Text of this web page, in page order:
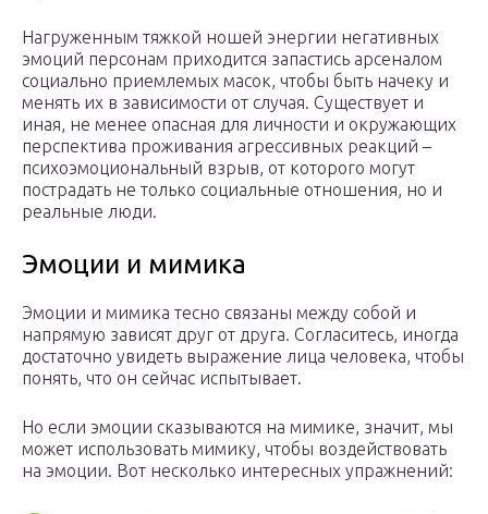
Нагруженным тяжкой ношей энергии негативных
эмоций персонам приходится запастись арсеналом
социально приемлемых масок, чтобы быть начеку и
менять их в зависимости от случая. Существует и
иная, не менее опасная для личности и окружающих
перспектива проживания агрессивных реакций –
психоэмоциональный взрыв, от которого могут
пострадать не только социальные отношения, но и
реальные люди.
Эмоции и мимика
Эмоции и мимика тесно связаны между собой и
напрямую зависят друг от друга. Согласитесь, иногда
достаточно увидеть выражение лица человека, чтобы
понять, что он сейчас испытывает.
Но если эмоции сказываются на мимике, значит, мы
может использовать мимику, чтобы воздействовать
на эмоции. Вот несколько интересных упражнений: